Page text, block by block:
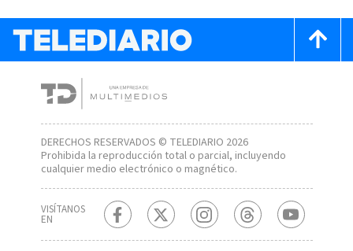
DERECHOS RESERVADOS © TELEDIARIO 2026
Prohibida la reproducción total o parcial, incluyendo
cualquier medio electrónico o magnético.
VISÍTANOS
EN